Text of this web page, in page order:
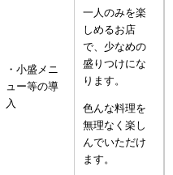
・小盛メニ
ュー等の導
入
一人のみを楽
しめるお店
で、少なめの
盛りつけにな
ります。
色んな料理を
無理なく楽し
んでいただけ
ます。